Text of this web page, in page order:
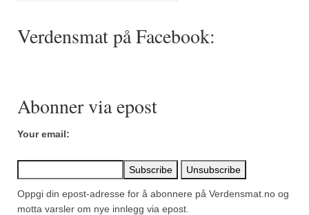
Mirepoix
Paprikapulver, pikant
Piment d’Espelette
Purreløk (tørket)
Verdensmat på Facebook:
Abonner via epost
Your email:
Oppgi din epost-adresse for å abonnere på Verdensmat.no og
motta varsler om nye innlegg via epost.